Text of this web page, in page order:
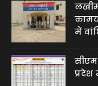
में
प्रदेश